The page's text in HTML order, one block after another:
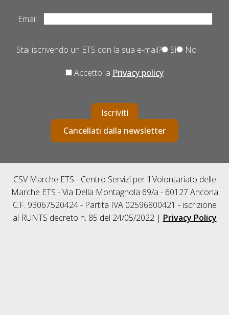
Email
Stai iscrivendo un ETS con la sua e-mail? Sì No
Accetto la Privacy policy
Iscriviti
Cancellati dalla newsletter
CSV Marche ETS - Centro Servizi per il Volontariato delle
Marche ETS - Via Della Montagnola 69/a - 60127 Ancona
C.F. 93067520424 - Partita IVA 02596800421 - iscrizione
al RUNTS decreto n. 85 del 24/05/2022 | Privacy Policy